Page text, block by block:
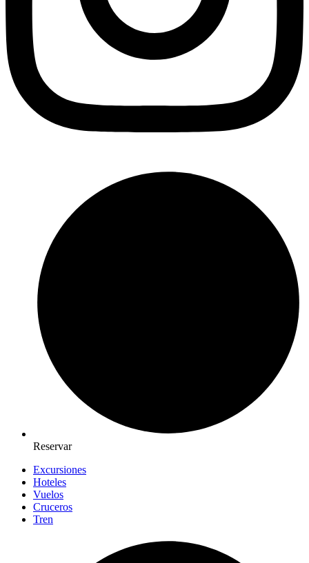
Reservar
Excursiones
Hoteles
Vuelos
Cruceros
Tren